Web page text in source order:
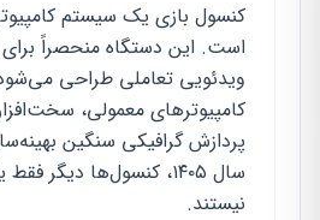
کنسول بازی یک سیستم
است. این دستگاه منحصراً
ویدئویی تعاملی طراحی
کامپیوترهای معمولی،
پردازش گرافیکی سنگین
سال ۱۴۰۵، کنسول‌ها دیگر
نیستند.